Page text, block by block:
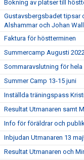
Bokning av platser till
Gustavsbergsbadet tipsar
Alshammar och Johan
Faktura för höstterminen
Summercamp Augusti
Sommaravslutning för hela
Summer Camp 13-15 juni
Inställda träningspass
Resultat Utmanaren samt
Info för föräldrar och
Inbjudan Utmanaren 13
Resultat Utmanaren och